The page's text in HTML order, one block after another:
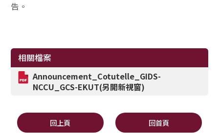
告。
相關檔案
Announcement_Cotutelle_GIDS-
NCCU_GCS-EKUT(另開新視窗)
回上頁 回首頁